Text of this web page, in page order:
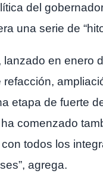
del
una serie de
en enero
etapa de fuerte
comenzado
todos los
agrega.